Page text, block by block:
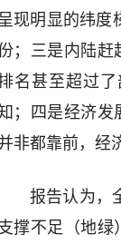
呈现明显的纬度
；三是内陆赶
名甚至超过
；四是经济发
非都靠前，经
报告认为，
撑不足（地绿